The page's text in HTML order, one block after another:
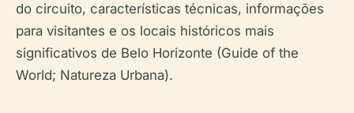
do circuito, características técnicas, informações
para visitantes e os locais históricos mais
significativos de Belo Horizonte (Guide of the
World; Natureza Urbana).